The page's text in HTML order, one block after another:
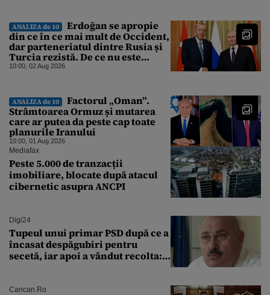
ANALIZA de 10
Erdoğan se apropie
din ce în ce mai mult de Occident,
dar parteneriatul dintre Rusia și
Turcia rezistă. De ce nu este
Moscova îngrijorată de
10:00, 02 Aug 2026
ANALIZA de 10
Factorul „Oman”.
Strâmtoarea Ormuz și mutarea
care ar putea da peste cap toate
planurile Iranului
10:00, 01 Aug 2026
Mediafax
Peste 5.000 de tranzacții
imobiliare, blocate după atacul
cibernetic asupra ANCPI
Digi24
Tupeul unui primar PSD după ce a
încasat despăgubiri pentru
secetă, iar apoi a vândut recolta:
Cancan.ro